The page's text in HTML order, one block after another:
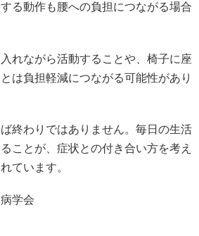
る動作も腰への負担につながる場合
れながら活動することや、椅子に座
は負担軽減につながる可能性があり
終わりではありません。毎日の生活
ことが、症状との付き合い方を考え
ています。
学会